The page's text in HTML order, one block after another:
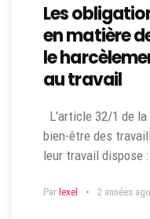
Les
en matière
le
au travail
L’article 32/1 de
bien-être des
leur travail dispose :
Par lexel 2 années ago